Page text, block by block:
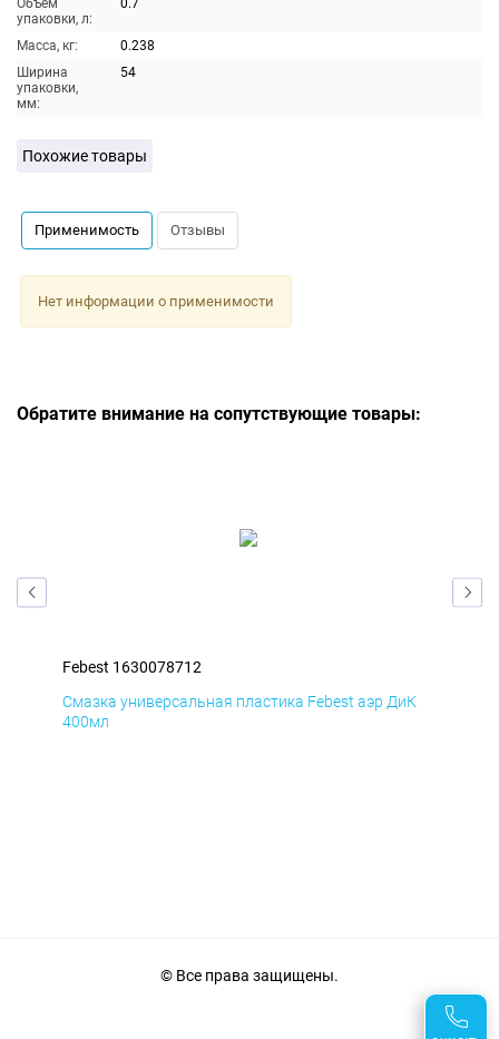
Объем
упаковки, л:
0.7
Масса, кг:
0.238
Ширина
упаковки,
мм:
54
Похожие товары
Применимость Отзывы
Нет информации о применимости
Обратите внимание на сопутствующие товары:
Febest 1630078712
Смазка универсальная пластика Febest аэр ДиК
400мл
© Все права защищены.